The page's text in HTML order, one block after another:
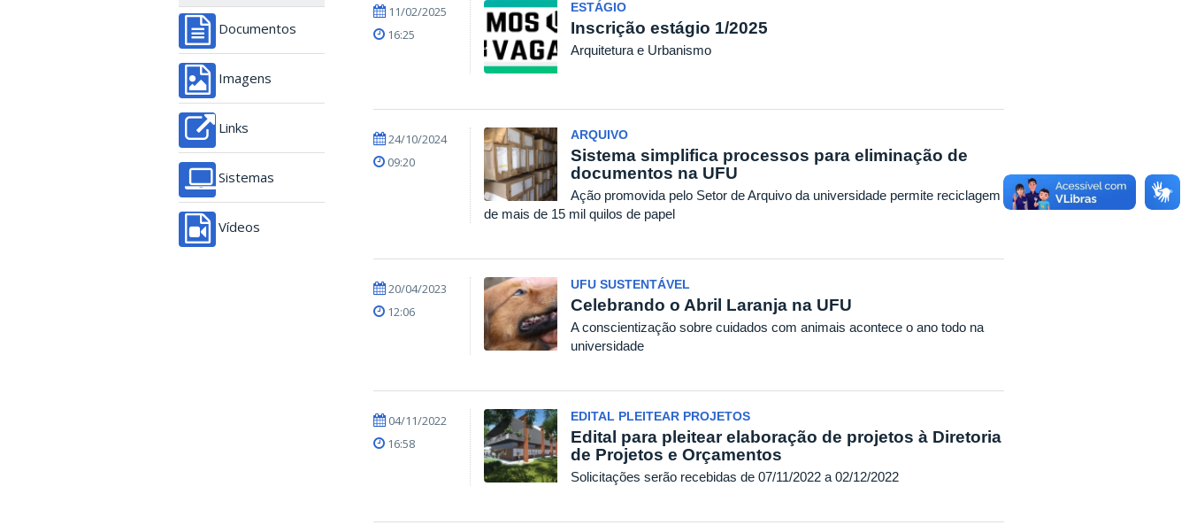
Documentos
Imagens
Links
Sistemas
Vídeos
11/02/2025
16:25
ESTÁGIO
Inscrição estágio 1/2025
Arquitetura e Urbanismo
24/10/2024
09:20
ARQUIVO
Sistema simplifica processos para eliminação de
documentos na UFU
Ação promovida pelo Setor de Arquivo da universidade permite reciclagem
de mais de 15 mil quilos de papel
20/04/2023
12:06
UFU SUSTENTÁVEL
Celebrando o Abril Laranja na UFU
A conscientização sobre cuidados com animais acontece o ano todo na
universidade
04/11/2022
16:58
EDITAL PLEITEAR PROJETOS
Edital para pleitear elaboração de projetos à Diretoria
de Projetos e Orçamentos
Solicitações serão recebidas de 07/11/2022 a 02/12/2022